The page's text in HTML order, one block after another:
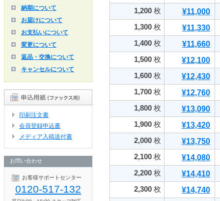
納期について
お届けについて
お支払いについて
変更について
返品・交換について
キャンセルについて
印刷注文書
会員登録申込書
メディア入稿送付書
お問い合わせ
お客様サポートセンター
0120-517-132
1,200 枚
¥11,000
1,300 枚
¥11,330
1,400 枚
¥11,660
1,500 枚
¥12,100
1,600 枚
¥12,430
1,700 枚
¥12,760
1,800 枚
¥13,090
1,900 枚
¥13,420
2,000 枚
¥13,750
2,100 枚
¥14,080
2,200 枚
¥14,410
2,300 枚
¥14,740